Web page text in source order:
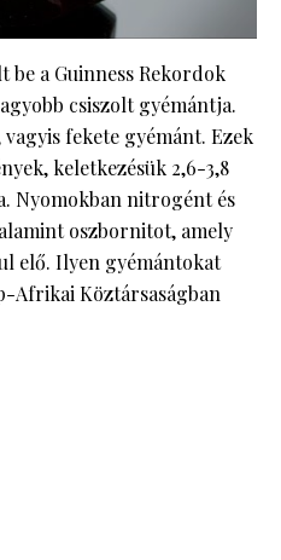
a Guinness Rekordok
csiszolt gyémántja.
fekete gyémánt. Ezek
keletkezésük 2,6-3,8
Nyomokban nitrogént és
oszbornitot, amely
elő. Ilyen gyémántokat
Afrikai Köztársaságban